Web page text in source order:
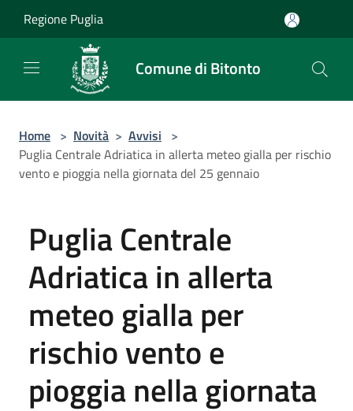
Regione Puglia
Comune di Bitonto
Home > Novità > Avvisi >
Puglia Centrale Adriatica in allerta meteo gialla per rischio
vento e pioggia nella giornata del 25 gennaio
Puglia Centrale
Adriatica in allerta
meteo gialla per
rischio vento e
pioggia nella giornata